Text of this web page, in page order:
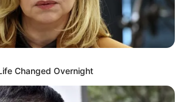
Changed Overnight